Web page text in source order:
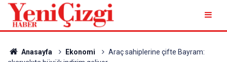
Anasayfa Ekonomi
Araç sahiplerine çifte Bayram: